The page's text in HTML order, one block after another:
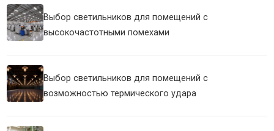
Выбор светильников для помещений с
высокочастотными помехами
Выбор светильников для помещений с
возможностью термического удара